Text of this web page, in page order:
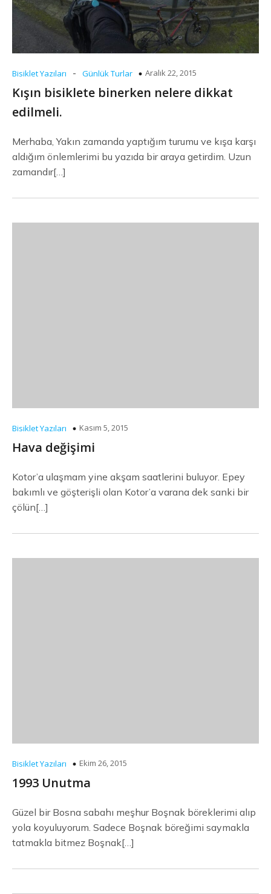
Bisiklet Yazıları - Günlük Turlar Aralık 22, 2015
Kışın bisiklete binerken nelere dikkat
edilmeli.
Merhaba, Yakın zamanda yaptığım turumu ve kışa karşı
aldığım önlemlerimi bu yazıda bir araya getirdim. Uzun
zamandır[…]
Bisiklet Yazıları Kasım 5, 2015
Hava değişimi
Kotor’a ulaşmam yine akşam saatlerini buluyor. Epey
bakımlı ve göşterişli olan Kotor’a varana dek sanki bir
çölün[…]
Bisiklet Yazıları Ekim 26, 2015
1993 Unutma
Güzel bir Bosna sabahı meşhur Boşnak böreklerimi alıp
yola koyuluyorum. Sadece Boşnak böreğimi saymakla
tatmakla bitmez Boşnak[…]